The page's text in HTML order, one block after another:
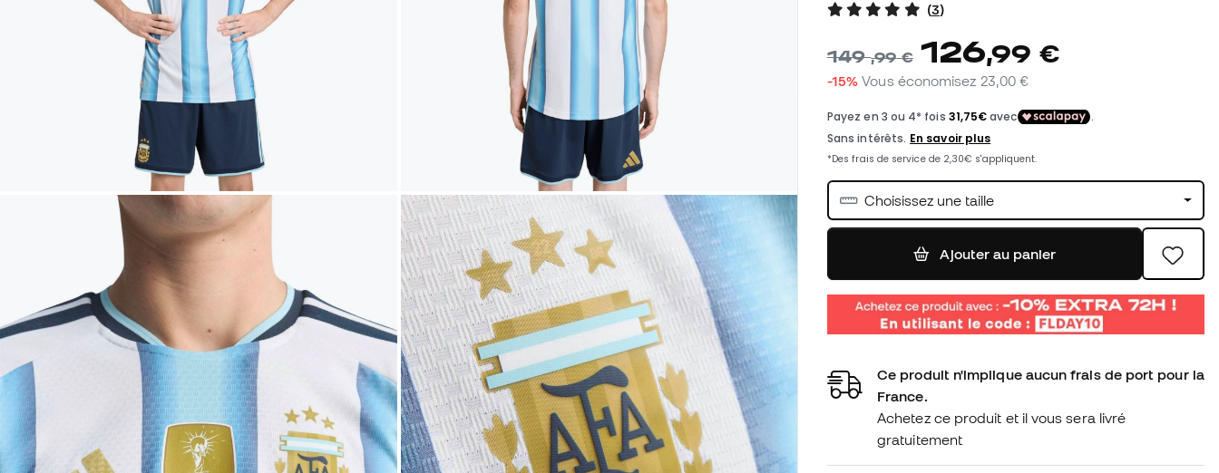
(3)
149,99 € 126,99 €
-15% Vous économisez 23,00 €
Choisissez une taille
Ajouter au panier
Ce produit n'implique aucun frais de port pour la
France.
Achetez ce produit et il vous sera livré
gratuitement